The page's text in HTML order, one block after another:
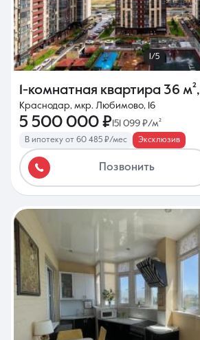
1/5
1-комнатная квартира 36 м²,
Краснодар, мкр. Любимово, 16
5 500 000 ₽ 151 099 ₽/м²
В ипотеку от 60 485 ₽/мес Эксклюзив
Позвонить